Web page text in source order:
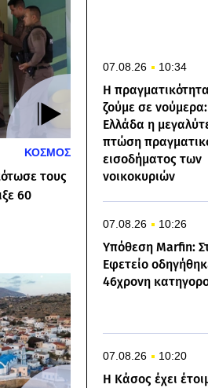
ΚΟΣΜΟΣ
τους
60
07.08.26 10:34
Η
ζούμε σε
Ελλάδα η
πτώση
εισοδήματος των
νοικοκυριών
07.08.26 10:26
Υπόθεση Marfin:
Εφετείο
46χρονη
07.08.26 10:20
Η Κάσος έχει